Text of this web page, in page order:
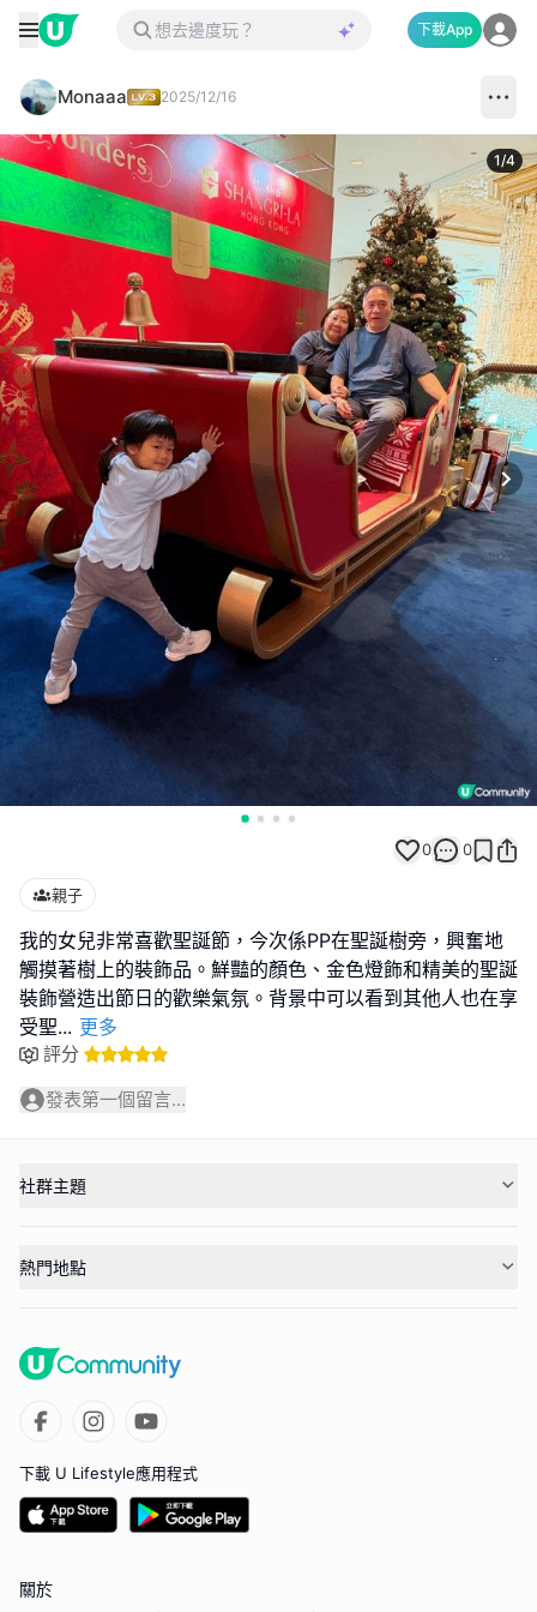
下載App
Monaaa 2025/12/16
1/4
0 0
親子
我的女兒非常喜歡聖誕節，今次係PP在聖誕樹旁，興奮地
觸摸著樹上的裝飾品。鮮豔的顏色、金色燈飾和精美的聖誕
裝飾營造出節日的歡樂氣氛。背景中可以看到其他人也在享
受聖... 更多
評分
發表第一個留言...
社群主題
熱門地點
下載 U Lifestyle應用程式
關於